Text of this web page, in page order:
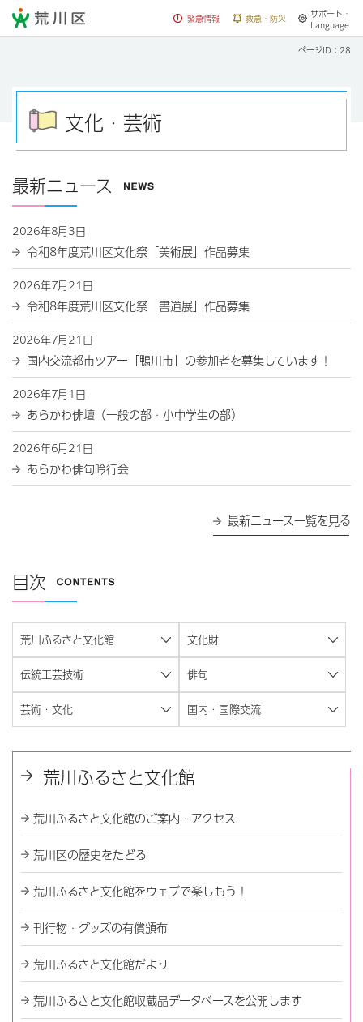
荒川区 緊急情報 救急・防災
サポート・
Language
ページID：28
文化・芸術
最新ニュース
2026年8月3日
令和8年度荒川区文化祭「美術展」作品募集
2026年7月21日
令和8年度荒川区文化祭「書道展」作品募集
2026年7月21日
国内交流都市ツアー「鴨川市」の参加者を募集しています！
2026年7月1日
あらかわ俳壇（一般の部・小中学生の部）
2026年6月21日
あらかわ俳句吟行会
最新ニュース一覧を見る
目次
荒川ふるさと文化館 文化財
伝統工芸技術 俳句
芸術・文化 国内・国際交流
荒川ふるさと文化館
荒川ふるさと文化館のご案内・アクセス
荒川区の歴史をたどる
荒川ふるさと文化館をウェブで楽しもう！
刊行物・グッズの有償頒布
荒川ふるさと文化館だより
荒川ふるさと文化館収蔵品データベースを公開します